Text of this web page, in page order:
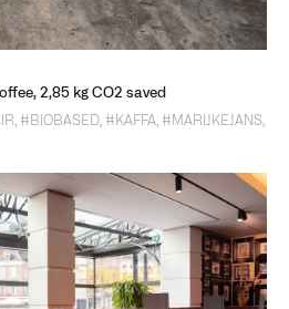
2,85 kg CO2 saved
#BIOBASED #KAFFA #MARIJKEJANS